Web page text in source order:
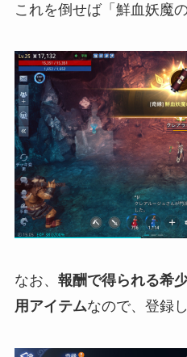
これを倒せば「鮮血妖魔
なお、 報酬で得られる希
用アイテムなので、登録